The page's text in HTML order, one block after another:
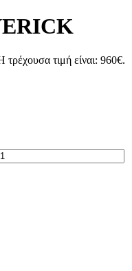
τρέχουσα τιμή είναι: 960€.